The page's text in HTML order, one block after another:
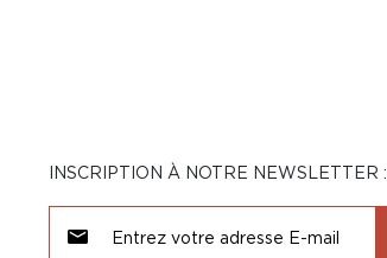
INSCRIPTION À NOTRE NEWSLETTER :